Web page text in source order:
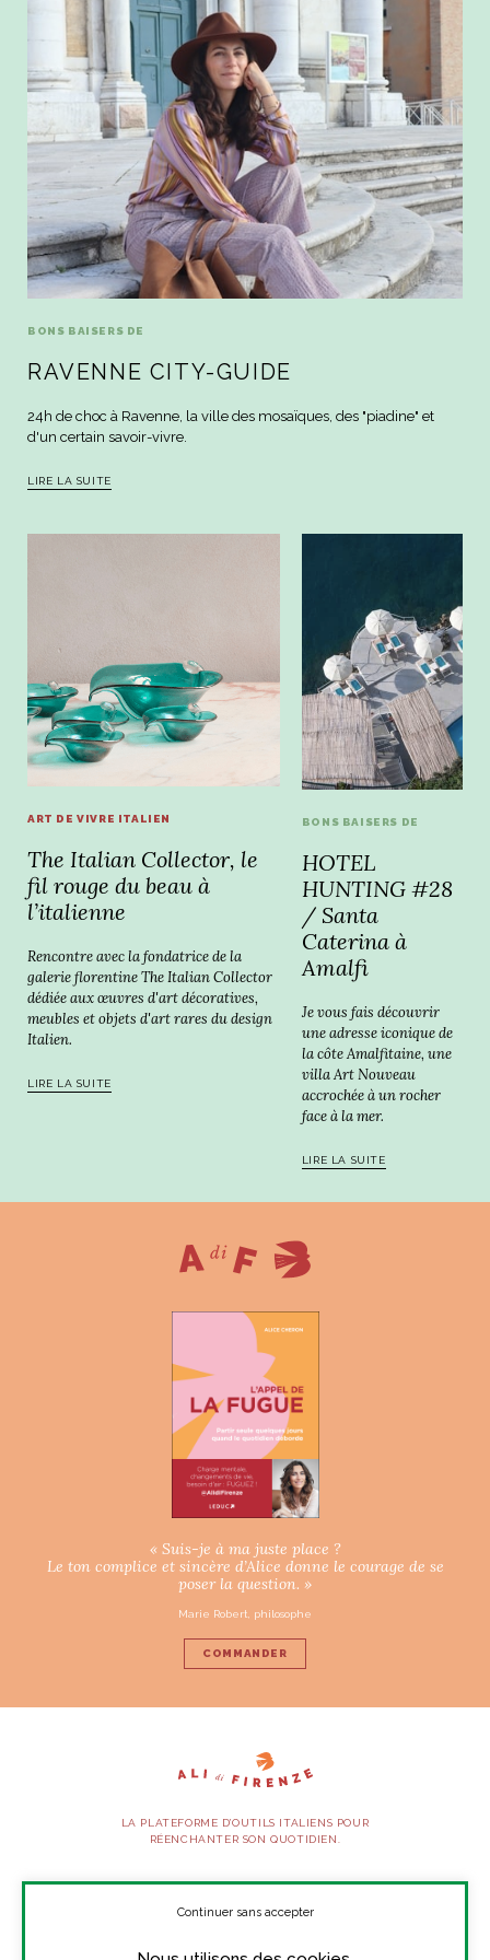
BONS BAISERS DE
RAVENNE CITY-GUIDE
24h de choc à Ravenne, la ville des mosaïques, des "piadine" et
d'un certain savoir-vivre.
LIRE LA SUITE
ART DE VIVRE ITALIEN
The Italian Collector, le
fil rouge du beau à
l’italienne
Rencontre avec la fondatrice de la
galerie florentine The Italian Collector
dédiée aux œuvres d'art décoratives,
meubles et objets d'art rares du design
Italien.
LIRE LA SUITE
BONS BAISERS DE
HOTEL
HUNTING #28
/ Santa
Caterina à
Amalfi
Je vous fais découvrir
une adresse iconique de
la côte Amalfitaine, une
villa Art Nouveau
accrochée à un rocher
face à la mer.
LIRE LA SUITE
« Suis-je à ma juste place ?
Le ton complice et sincère d’Alice donne le courage de se
poser la question. »
Marie Robert, philosophe
COMMANDER
LA PLATEFORME D’OUTILS ITALIENS POUR
RÉENCHANTER SON QUOTIDIEN.
SUIVEZ-NOUS
Continuer sans accepter